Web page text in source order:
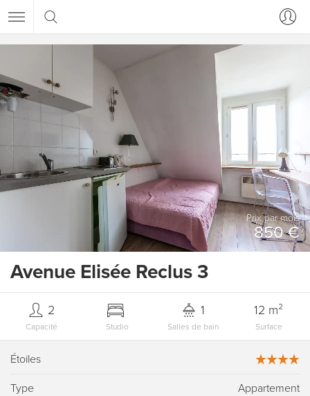
Prix ​​par mois
850 €
Avenue Elisée Reclus 3
Capacité
2
Studio Salles de bain
1
Surface
12 m²
Étoiles
Type Appartement